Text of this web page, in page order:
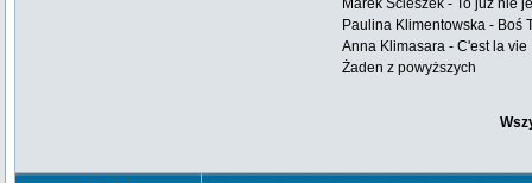
Marek Ścieszek - To już nie
Paulina Klimentowska - Boś
Anna Klimasara - C'est la vie
Żaden z powyższych